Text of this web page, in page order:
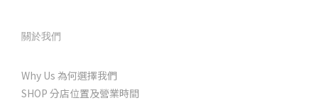
關於我們
Why Us 為何選擇我們
SHOP 分店位置及營業時間